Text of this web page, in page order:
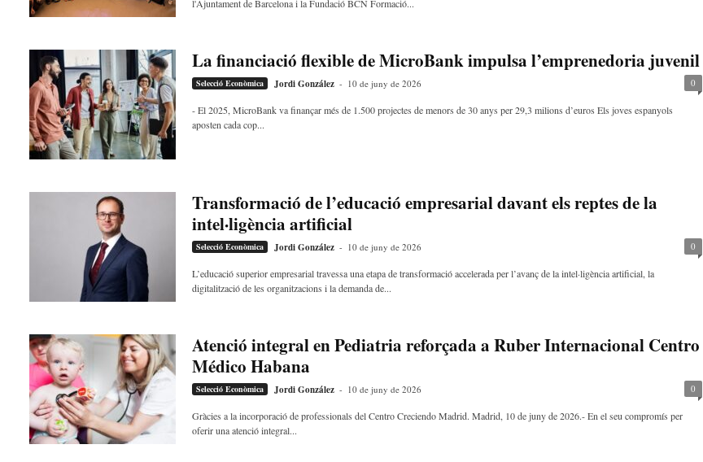
l'Ajuntament de Barcelona i la Fundació BCN Formació...
La financiació flexible de MicroBank impulsa l’emprenedoria juvenil
Selecció Econòmica Jordi González - 10 de juny de 2026 0
- El 2025, MicroBank va finançar més de 1.500 projectes de menors de 30 anys per 29,3 milions d’euros Els joves espanyols
aposten cada cop...
Transformació de l’educació empresarial davant els reptes de la
intel·ligència artificial
Selecció Econòmica Jordi González - 10 de juny de 2026 0
L’educació superior empresarial travessa una etapa de transformació accelerada per l’avanç de la intel·ligència artificial, la
digitalització de les organitzacions i la demanda de...
Atenció integral en Pediatria reforçada a Ruber Internacional Centro
Médico Habana
Selecció Econòmica Jordi González - 10 de juny de 2026 0
Gràcies a la incorporació de professionals del Centro Creciendo Madrid. Madrid, 10 de juny de 2026.- En el seu compromís per
oferir una atenció integral...